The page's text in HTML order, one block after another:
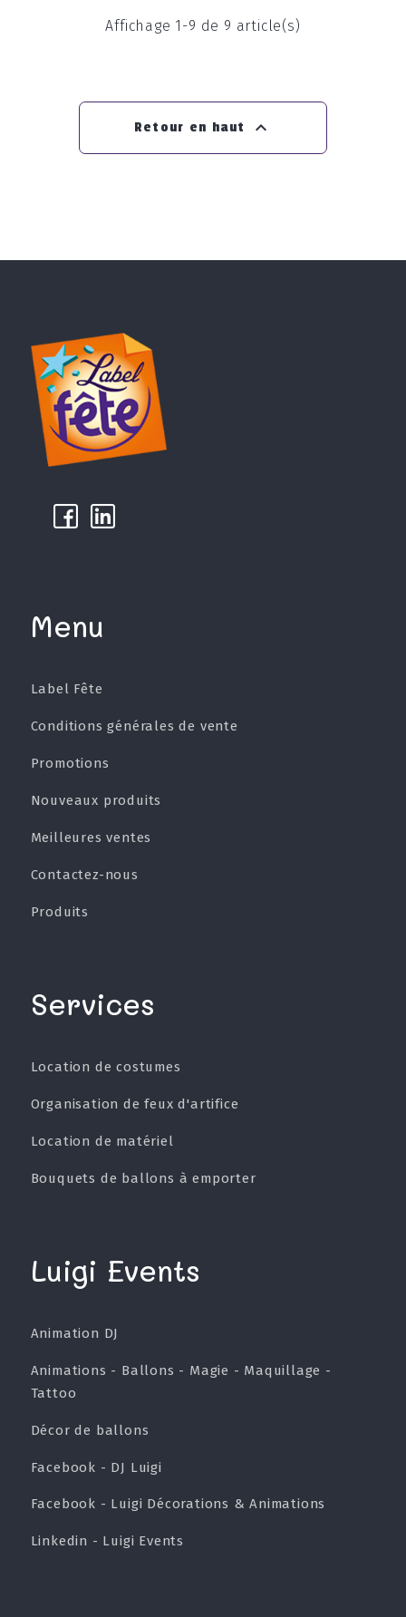
Affichage 1-9 de 9 article(s)
Retour en haut 
k µ
Menu
Label Fête
Conditions générales de vente
Promotions
Nouveaux produits
Meilleures ventes
Contactez-nous
Produits
Services
Location de costumes
Organisation de feux d'artifice
Location de matériel
Bouquets de ballons à emporter
Luigi Events
Animation DJ
Animations - Ballons - Magie - Maquillage -
Tattoo
Décor de ballons
Facebook - DJ Luigi
Facebook - Luigi Décorations & Animations
Linkedin - Luigi Events